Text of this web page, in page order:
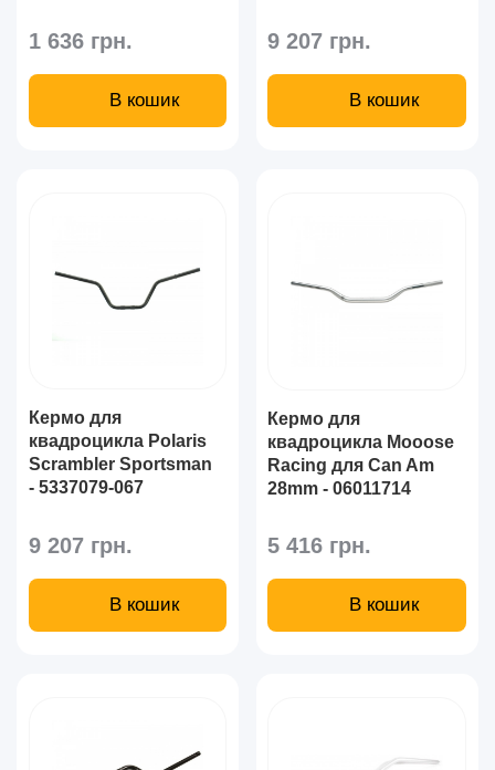
1 636 грн.
В кошик
9 207 грн.
В кошик
Кермо для
квадроцикла Polaris
Scrambler Sportsman
- 5337079-067
9 207 грн.
В кошик
Кермо для
квадроцикла Mooose
Racing для Can Am
28mm - 06011714
5 416 грн.
В кошик